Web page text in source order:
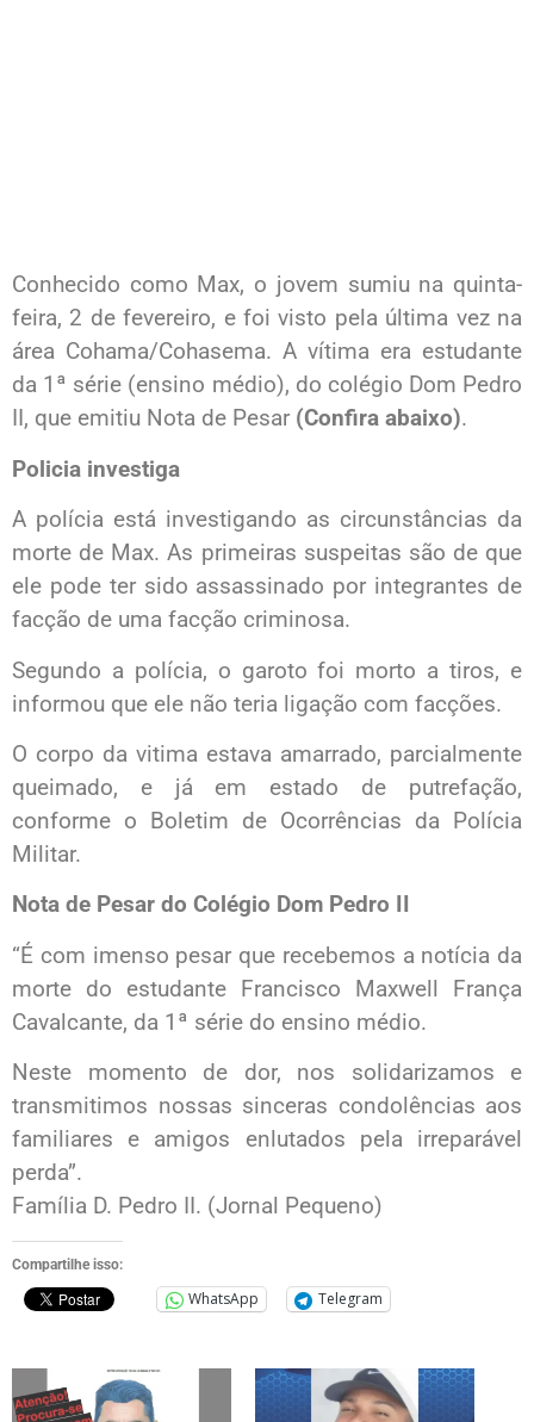
Conhecido como Max, o jovem sumiu na quinta-
feira, 2 de fevereiro, e foi visto pela última vez na
área Cohama/Cohasema. A vítima era estudante
da 1ª série (ensino médio), do colégio Dom Pedro
II, que emitiu Nota de Pesar (Confira abaixo).
Policia investiga
A polícia está investigando as circunstâncias da
morte de Max. As primeiras suspeitas são de que
ele pode ter sido assassinado por integrantes de
facção de uma facção criminosa.
Segundo a polícia, o garoto foi morto a tiros, e
informou que ele não teria ligação com facções.
O corpo da vitima estava amarrado, parcialmente
queimado, e já em estado de putrefação,
conforme o Boletim de Ocorrências da Polícia
Militar.
Nota de Pesar do Colégio Dom Pedro II
“É com imenso pesar que recebemos a notícia da
morte do estudante Francisco Maxwell França
Cavalcante, da 1ª série do ensino médio.
Neste momento de dor, nos solidarizamos e
transmitimos nossas sinceras condolências aos
familiares e amigos enlutados pela irreparável
perda”.
Família D. Pedro II. (Jornal Pequeno)
Compartilhe isso:
WhatsApp Telegram